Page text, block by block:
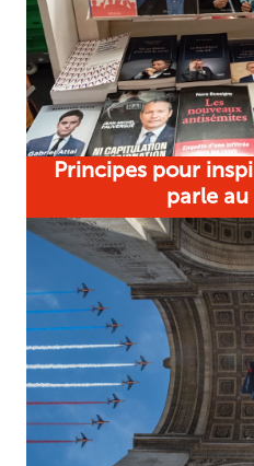
Principes pour
parle